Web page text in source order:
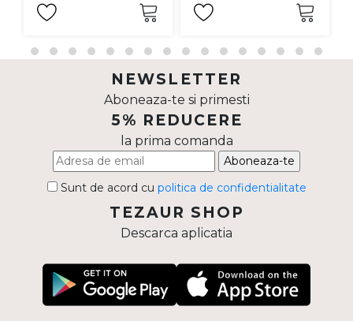
NEWSLETTER
Aboneaza-te si primesti
5% REDUCERE
la prima comanda
Aboneaza-te
Sunt de acord cu politica de confidentialitate
TEZAUR SHOP
Descarca aplicatia